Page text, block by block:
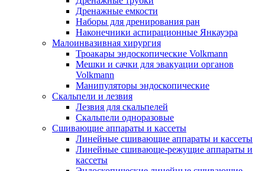
Дренажные емкости
Наборы для дренирования ран
Наконечники аспирационные Янкауэра
Малоинвазивная хирургия
Троакары эндоскопические Volkmann
Мешки и сачки для эвакуации органов
Volkmann
Манипуляторы эндоскопические
Скальпели и лезвия
Лезвия для скальпелей
Скальпели одноразовые
Сшивающие аппараты и кассеты
Линейные сшивающие аппараты и кассеты
Линейные сшивающе-режущие аппараты и
кассеты